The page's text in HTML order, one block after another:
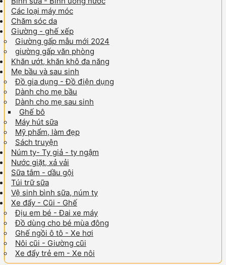
Các loại máy móc
Chăm sóc da
Giường - ghế xếp
Giường gấp mẫu mới 2024
giường gấp văn phòng
Khăn ướt, khăn khô đa năng
Mẹ bầu và sau sinh
Đồ gia dụng - Đồ điện dụng
Dành cho mẹ bầu
Dành cho mẹ sau sinh
Ghế bô
Máy hút sữa
Mỹ phẩm, làm đẹp
Sách truyện
Núm ty- Ty giả - ty ngậm
Nước giặt, xả vải
Sữa tắm - dầu gội
Túi trữ sữa
Vệ sinh bình sữa, núm ty
Xe đẩy - Cũi - Ghế
Địu em bé - Đai xe máy
Đồ dùng cho bé mùa đông
Ghế ngồi ô tô - Xe hơi
Nôi cũi - Giường cũi
Xe đẩy trẻ em - Xe nôi